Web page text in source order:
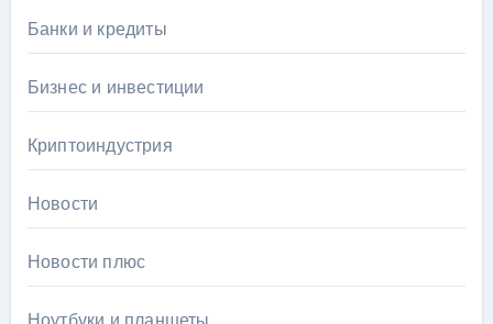
Банки и кредиты
Бизнес и инвестиции
Криптоиндустрия
Новости
Новости плюс